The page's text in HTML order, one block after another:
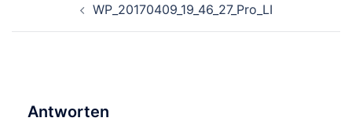
WP_20170409_19_46_27_Pro_LI
Antworten